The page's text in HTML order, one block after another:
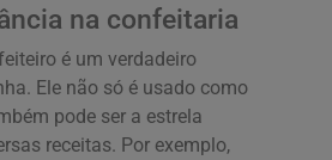
na confeitaria
é um verdadeiro
Ele não só é usado como
pode ser a estrela
receitas. Por exemplo,